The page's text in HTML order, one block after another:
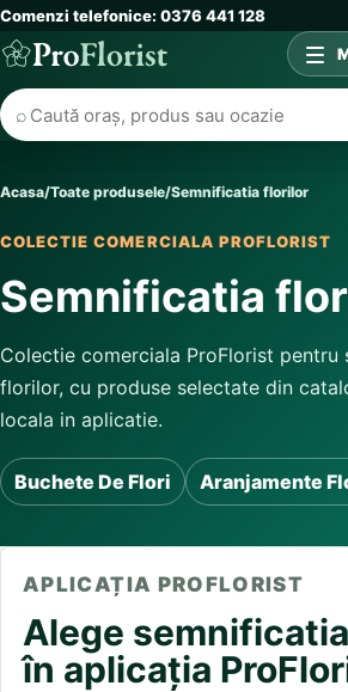
Comenzi telefonice: 0376 441 128
⌕
Acasa/Toate produsele/Semnificatia florilor
COLECTIE COMERCIALA PROFLORIST
Semnificatia
Colectie comerciala ProFlorist pentru
florilor, cu produse selectate din
locala in aplicatie.
Buchete De Flori Aranjamente
APLICAȚIA PROFLORIST
Alege
în aplicația